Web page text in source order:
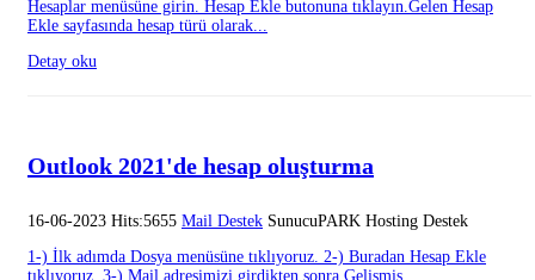
Hesaplar menüsüne girin. Hesap Ekle butonuna tıklayın.Gelen Hesap
Ekle sayfasında hesap türü olarak...
Detay oku
Outlook 2021'de hesap oluşturma
16-06-2023 Hits:5655 Mail Destek SunucuPARK Hosting Destek
1-) İlk adımda Dosya menüsüne tıklıyoruz. 2-) Buradan Hesap Ekle
tıklıyoruz. 3-) Mail adresimizi girdikten sonra Gelişmiş